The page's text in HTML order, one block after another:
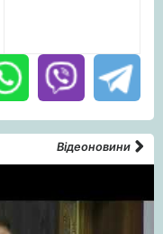
Відеоновини